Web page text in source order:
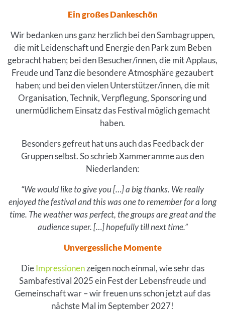
Ein großes Dankeschön
Wir bedanken uns ganz herzlich bei den Sambagruppen,
die mit Leidenschaft und Energie den Park zum Beben
gebracht haben; bei den Besucher/innen, die mit Applaus,
Freude und Tanz die besondere Atmosphäre gezaubert
haben; und bei den vielen Unterstützer/innen, die mit
Organisation, Technik, Verpflegung, Sponsoring und
unermüdlichem Einsatz das Festival möglich gemacht
haben.
Besonders gefreut hat uns auch das Feedback der
Gruppen selbst. So schrieb Xammeramme aus den
Niederlanden:
“We would like to give you […] a big thanks. We really
enjoyed the festival and this was one to remember for a long
time. The weather was perfect, the groups are great and the
audience super. […] hopefully till next time.”
Unvergessliche Momente
DieImpressionenzeigen noch einmal, wie sehr das
Sambafestival 2025 ein Fest der Lebensfreude und
Gemeinschaft war – wir freuen uns schon jetzt auf das
nächste Mal im September 2027!